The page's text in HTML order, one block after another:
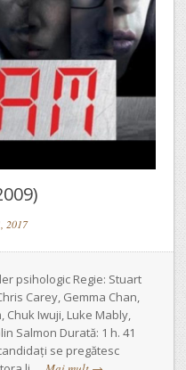
2017
psihologic Regie: Stuart
Carey, Gemma Chan,
Chuk Iwuji, Luke Mably,
Salmon Durată: 1 h. 41
se pregătesc